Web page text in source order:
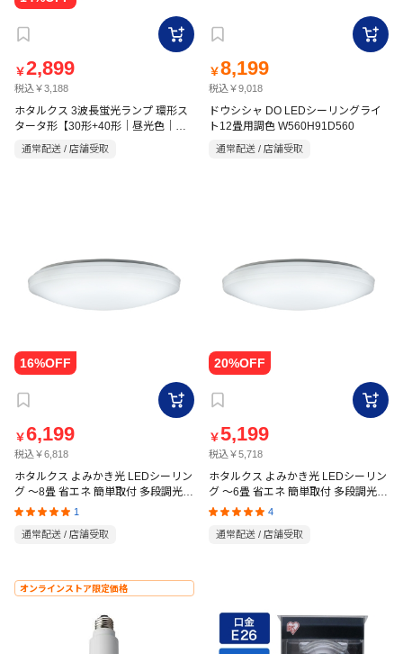
￥2,899
税込￥3,188
ホタルクス 3波長蛍光ランプ 環形ス
タータ形【30形+40形｜昼光色｜ラ
イフルック｜パック品】
通常配送 / 店舗受取
￥8,199
税込￥9,018
ドウシシャ DO LEDシーリングライ
ト12畳用調色 W560H91D560
通常配送 / 店舗受取
￥6,199
税込￥6,818
ホタルクス よみかき光 LEDシーリン
グ ～8畳 省エネ 簡単取付 多段調光
HLDZ08MXZ
1
通常配送 / 店舗受取
￥5,199
税込￥5,718
ホタルクス よみかき光 LEDシーリン
グ ～6畳 省エネ 簡単取付 多段調光
HLDZ06MXZ
4
通常配送 / 店舗受取
オンラインストア限定価格